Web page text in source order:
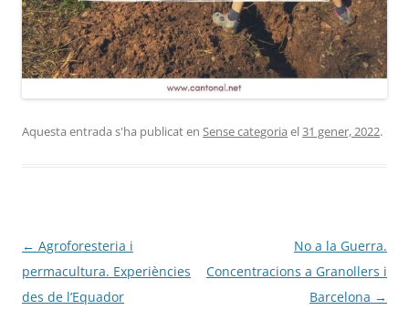
Aquesta entrada s'ha publicat en Sense categoria el31 gener, 2022.
Navegació
per
les
← Agroforesteria i
permacultura. Experiències
des de l’Equador
No a la Guerra.
Concentracions a Granollers i
Barcelona →